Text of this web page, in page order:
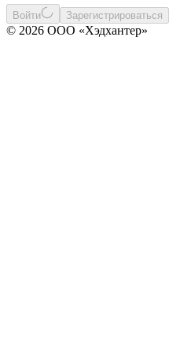
Войти Зарегистрироваться
© 2026 ООО «Хэдхантер»